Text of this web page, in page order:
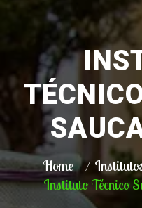
Home
Instituto Técnico